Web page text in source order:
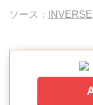
ソース： INVERSE